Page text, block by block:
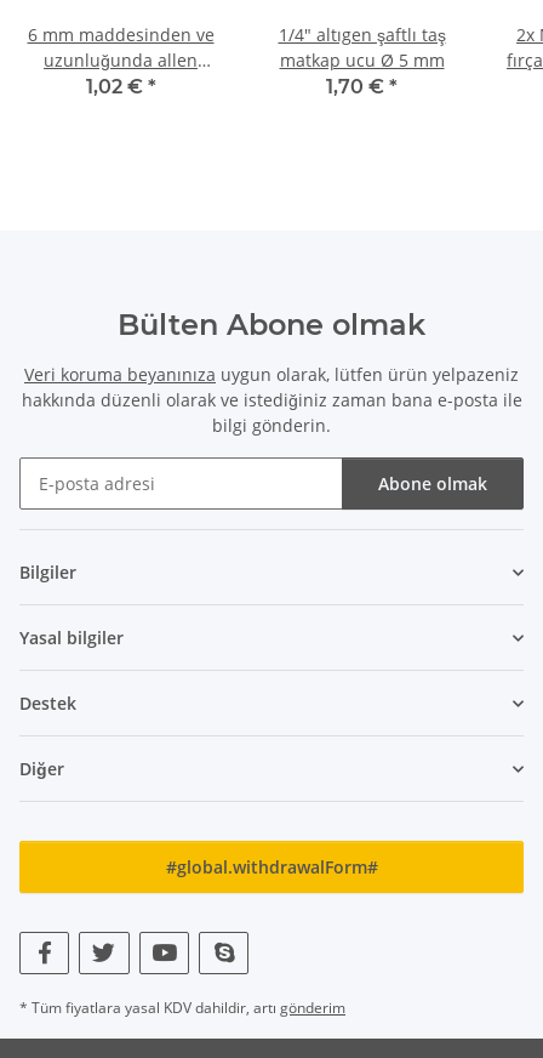
6 mm maddesinden ve
uzunluğunda allen
altıgen ucu 25 mm
1,02 € *
1/4" altıgen şaftlı taş
matkap ucu Ø 5 mm
1,70 € *
2x
Bülten Abone olmak
Veri koruma beyanınıza uygun olarak, lütfen ürün yelpazeniz
hakkında düzenli olarak ve istediğiniz zaman bana e-posta ile
bilgi gönderin.
Abone olmak
Bilgiler
Yasal bilgiler
Destek
Diğer
#global.withdrawalForm#
* Tüm fiyatlara yasal KDV dahildir, artı gönderim